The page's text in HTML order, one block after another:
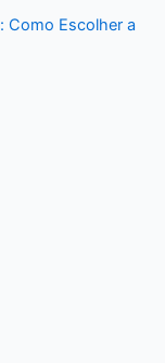
Como Escolher a